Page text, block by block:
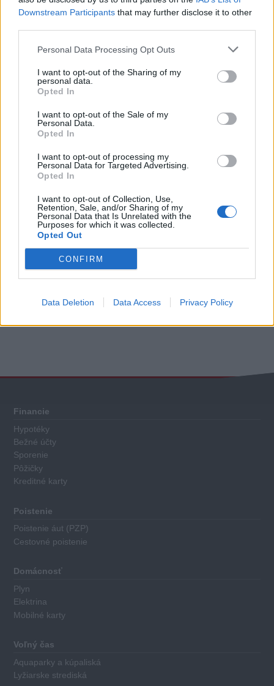
Downstream Participants that may further disclose it to other
Personal Data Processing Opt Outs
I want to opt-out of the Sharing of my
personal data.
Opted In
I want to opt-out of the Sale of my
Personal Data.
Opted In
I want to opt-out of processing my
Personal Data for Targeted Advertising.
Opted In
I want to opt-out of Collection, Use,
Retention, Sale, and/or Sharing of my
Personal Data that Is Unrelated with the
Purposes for which it was collected.
Opted Out
CONFIRM
Data Deletion Data Access Privacy Policy
Viac informácii
hodnotenie
Každý
sporiaci
finančný
produkt
má
priradené
za
nasledovné
kritéria:
výška
počiatočného
vkladu
Dĺžka
Financie
Hypotéky
Bežné účty
Sporenie
Pôžičky
Kreditné karty
Poistenie
Poistenie áut (PZP)
Cestovné poistenie
Domácnosť
Plyn
Elektrina
Mobilné karty
Voľný čas
Aquaparky a kúpaliská
Lyžiarske strediská